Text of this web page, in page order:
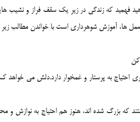
فهميد که زندگي در زير يک سقف فراز و نشيب
ها، آموزش شوهرداري است با خواندن مطالب
احتياج به پرستار و غمخوار دارد.دلش مي
که بزرگ شده اند، هنوز هم احتياج به نوازش و